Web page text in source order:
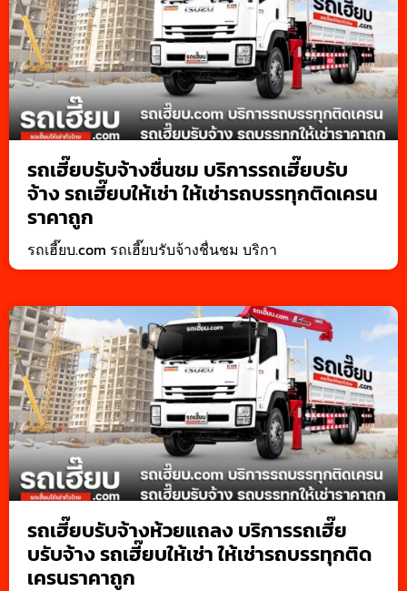
รถเฮี๊ยบรับจ้างชื่นชม บริการรถเฮี๊ยบรับ
จ้าง รถเฮี๊ยบให้เช่า ให้เช่ารถบรรทุกติดเครน
ราคาถูก
รถเฮี๊ยบ.com รถเฮี๊ยบรับจ้างชื่นชม บริกา
รถเฮี๊ยบรับจ้างห้วยแถลง บริการรถเฮี๊ย
บรับจ้าง รถเฮี๊ยบให้เช่า ให้เช่ารถบรรทุกติด
เครนราคาถูก